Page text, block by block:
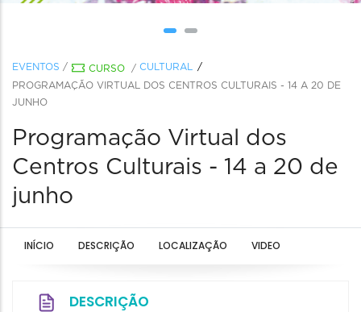
EVENTOS / CURSO / CULTURAL
PROGRAMAÇÃO VIRTUAL DOS CENTROS CULTURAIS - 14 A 20 DE
JUNHO
Programação Virtual dos
Centros Culturais - 14 a 20 de
junho
INÍCIO DESCRIÇÃO LOCALIZAÇÃO VIDEO
DESCRIÇÃO